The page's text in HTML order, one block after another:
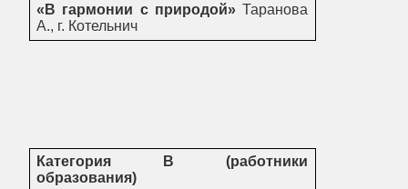
«В гармонии с природой»Таранова
А., г. Котельнич
Категория В (работники
образования)